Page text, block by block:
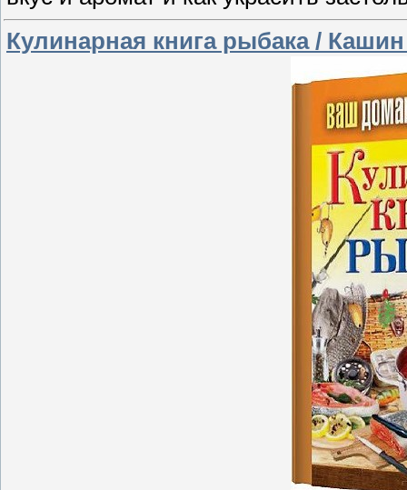
Кулинарная книга рыбака / Кашин